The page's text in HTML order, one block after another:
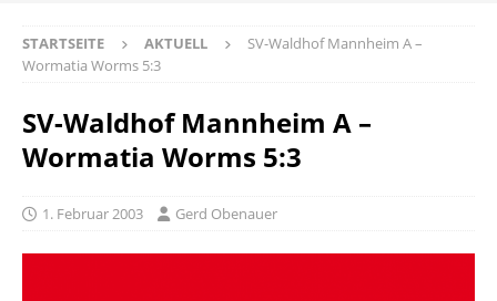
STARTSEITE AKTUELL
SV-Waldhof Mannheim A –
Wormatia Worms 5:3
SV-Waldhof Mannheim A –
Wormatia Worms 5:3
1. Februar 2003 Gerd Obenauer